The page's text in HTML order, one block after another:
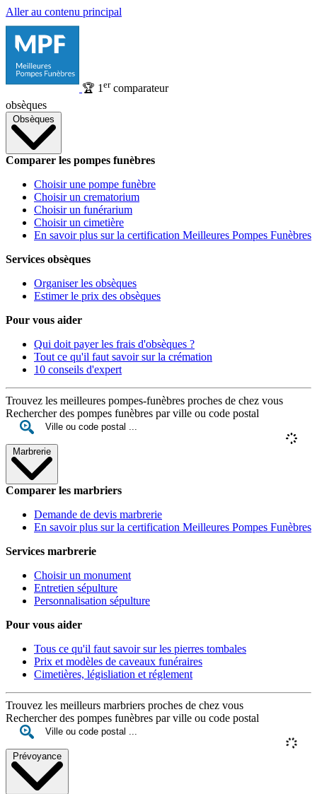
Aller au contenu principal
🏆 1 ercomparateur
obsèques
Obsèques
Comparer les pompes funèbres
Choisir une pompe funèbre
Choisir un crematorium
Choisir un funérarium
Choisir un cimetière
En savoir plus sur la certification Meilleures Pompes Funèbres
Services obsèques
Organiser les obsèques
Estimer le prix des obsèques
Pour vous aider
Qui doit payer les frais d'obsèques ?
Tout ce qu'il faut savoir sur la crémation
10 conseils d'expert
Trouvez les meilleures pompes-funèbres proches de chez vous
Rechercher des pompes funèbres par ville ou code postal
Marbrerie
Comparer les marbriers
Demande de devis marbrerie
En savoir plus sur la certification Meilleures Pompes Funèbres
Services marbrerie
Choisir un monument
Entretien sépulture
Personnalisation sépulture
Pour vous aider
Tous ce qu'il faut savoir sur les pierres tombales
Prix et modèles de caveaux funéraires
Cimetières, législiation et réglement
Trouvez les meilleurs marbriers proches de chez vous
Rechercher des pompes funèbres par ville ou code postal
Prévoyance